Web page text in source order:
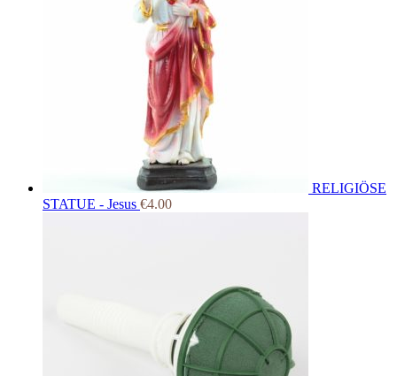
RELIGIÖSE
STATUE - Jesus €4.00